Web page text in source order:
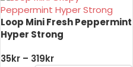
Loop Mini Fresh Peppermint
Hyper Strong
35kr – 319kr